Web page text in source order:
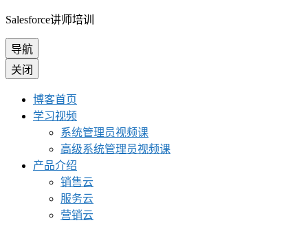
Salesforce讲师培训
导航
关闭
博客首页
学习视频
系统管理员视频课
高级系统管理员视频课
产品介绍
销售云
服务云
营销云